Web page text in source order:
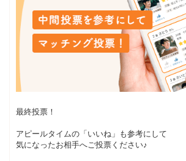
最終投票！
アピールタイムの「いいね」も参考にして
気になったお相手へご投票ください♪